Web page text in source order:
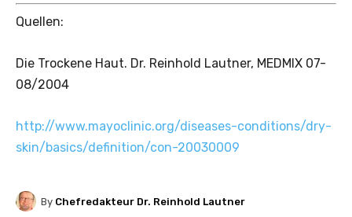
Quellen:
Die Trockene Haut. Dr. Reinhold Lautner, MEDMIX 07-
08/2004
http://www.mayoclinic.org/diseases-conditions/dry-
skin/basics/definition/con-20030009
By Chefredakteur Dr. Reinhold Lautner